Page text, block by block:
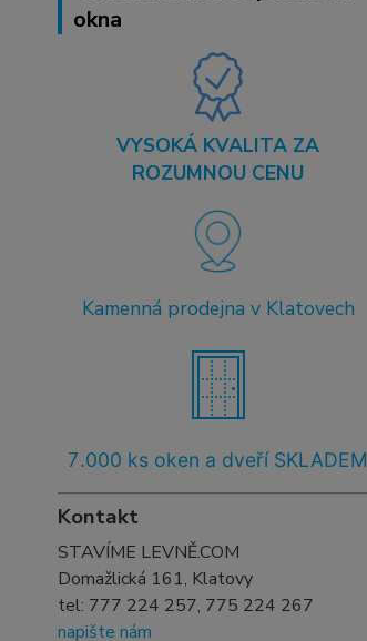
okna
VYSOKÁ KVALITA ZA
ROZUMNOU CENU
Kamenná prodejna v Klatovech
7.000 ks oken a dveří SKLADEM
Kontakt
STAVÍME LEVNĚ.COM
Domažlická 161, Klatovy
tel: 777 224 257, 775 224 267
napište nám